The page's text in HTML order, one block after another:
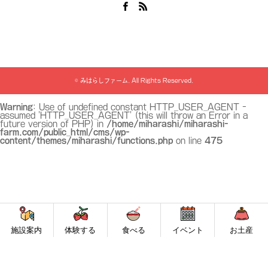
© みはらしファーム . All Rights Reserved.
施設案内 体験する 食べる イベント お土産
Warning: Use of undefined constant HTTP_USER_AGENT -
assumed 'HTTP_USER_AGENT' (this will throw an Error in a
future version of PHP) in /home/miharashi/miharashi-
farm.com/public_html/cms/wp-
content/themes/miharashi/functions.php on line 475